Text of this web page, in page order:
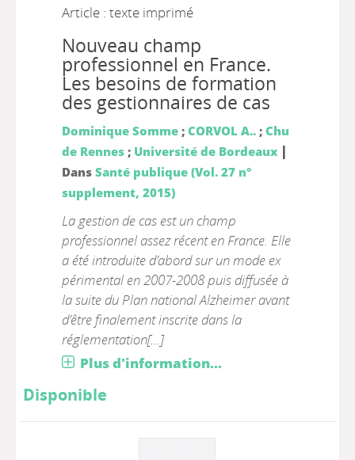
Article : texte imprimé
Nouveau champ
professionnel en France.
Les besoins de formation
des gestionnaires de cas
Dominique Somme; CORVOL A..; Chu
de Rennes; Université de Bordeaux |
Dans Santé publique (Vol. 27 n°
supplement, 2015)
La gestion de cas est un champ
professionnel assez récent en France. Elle
a été introduite d’abord sur un mode ex
périmental en 2007-2008 puis diffusée à
la suite du Plan national Alzheimer avant
d’être finalement inscrite dans la
réglementation[...]
Plus d'information...
Disponible